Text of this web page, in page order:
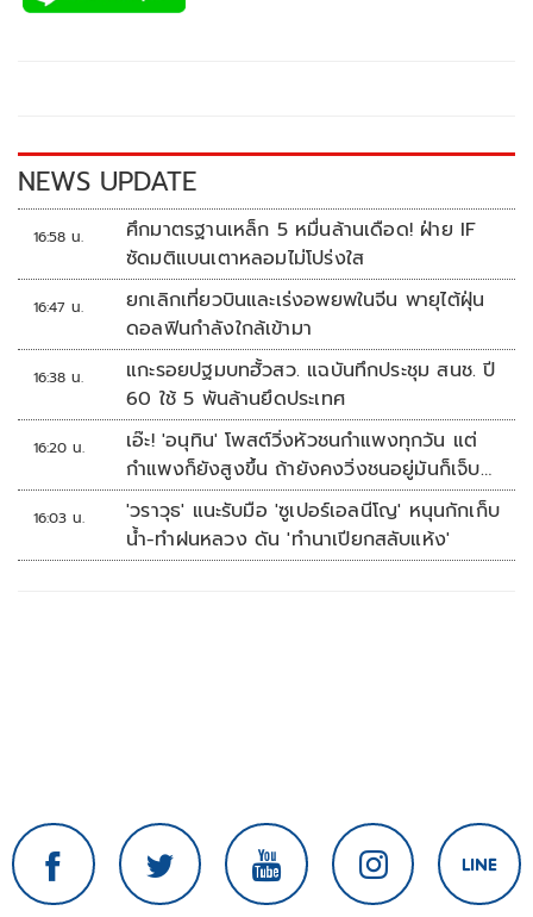
k k
NEWS UPDATE
16:58 น.
ศึกมาตรฐานเหล็ก 5 หมื่นล้านเดือด! ฝ่าย IF
ซัดมติแบนเตาหลอมไม่โปร่งใส
16:47 น.
ยกเลิกเที่ยวบินและเร่งอพยพในจีน พายุไต้ฝุ่น
ดอลฟินกำลังใกล้เข้ามา
16:38 น.
แกะรอยปฐมบทฮั้วสว. แฉบันทึกประชุม สนช. ปี
60 ใช้ 5 พันล้านยึดประเทศ
16:20 น.
เอ๊ะ! 'อนุทิน' โพสต์วิ่งหัวชนกำแพงทุกวัน แต่
กำแพงก็ยังสูงขึ้น ถ้ายังคงวิ่งชนอยู่มันก็เจ็บ
หัวอีก
16:03 น.
'วราวุธ' แนะรับมือ 'ซูเปอร์เอลนีโญ' หนุนกักเก็บ
น้ำ-ทำฝนหลวง ดัน 'ทำนาเปียกสลับแห้ง'